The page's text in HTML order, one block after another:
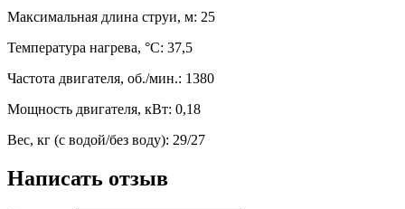
Максимальная длина струи, м: 25
Температура нагрева, °C: 37,5
Частота двигателя, об./мин.: 1380
Мощность двигателя, кВт: 0,18
Вес, кг (с водой/без воду): 29/27
Написать отзыв